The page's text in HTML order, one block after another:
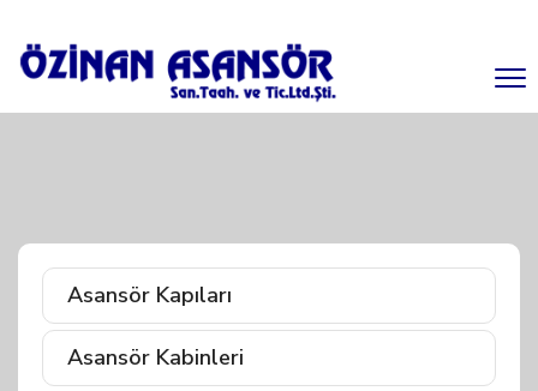
Asansör Kapıları
Asansör Kabinleri